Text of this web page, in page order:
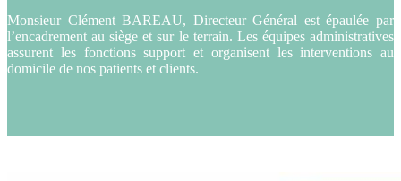
Monsieur Clément BAREAU, Directeur Général est épaulée par
l’encadrement au siège et sur le terrain. Les équipes administratives
assurent les fonctions support et organisent les interventions au
domicile de nos patients et clients.